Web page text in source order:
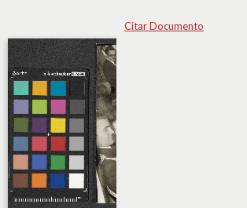
Citar Documento